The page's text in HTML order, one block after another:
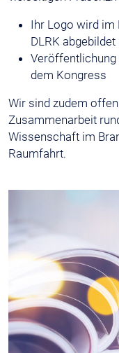
Ihr Logo wird im
DLRK
Veröffentlichung
dem Kongress
Wir sind zudem
Zusammenarbeit
Wissenschaft im
Raumfahrt.